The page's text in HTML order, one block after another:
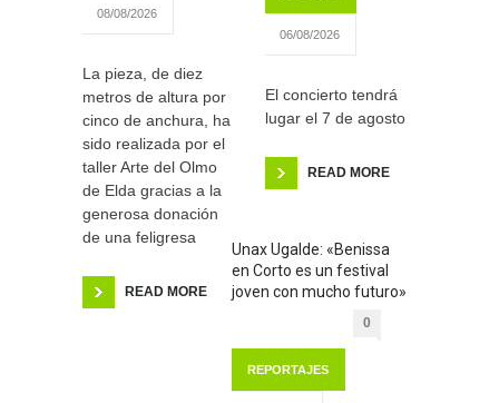
08/08/2026
La pieza, de diez
metros de altura por
cinco de anchura, ha
sido realizada por el
taller Arte del Olmo
de Elda gracias a la
generosa donación
de una feligresa
READ MORE
06/08/2026
El concierto tendrá
lugar el 7 de agosto
READ MORE
Unax Ugalde: «Benissa
en Corto es un festival
joven con mucho futuro»
0
REPORTAJES